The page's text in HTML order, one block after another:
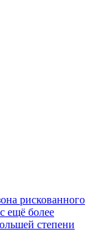
рискованного
ещё более
степени